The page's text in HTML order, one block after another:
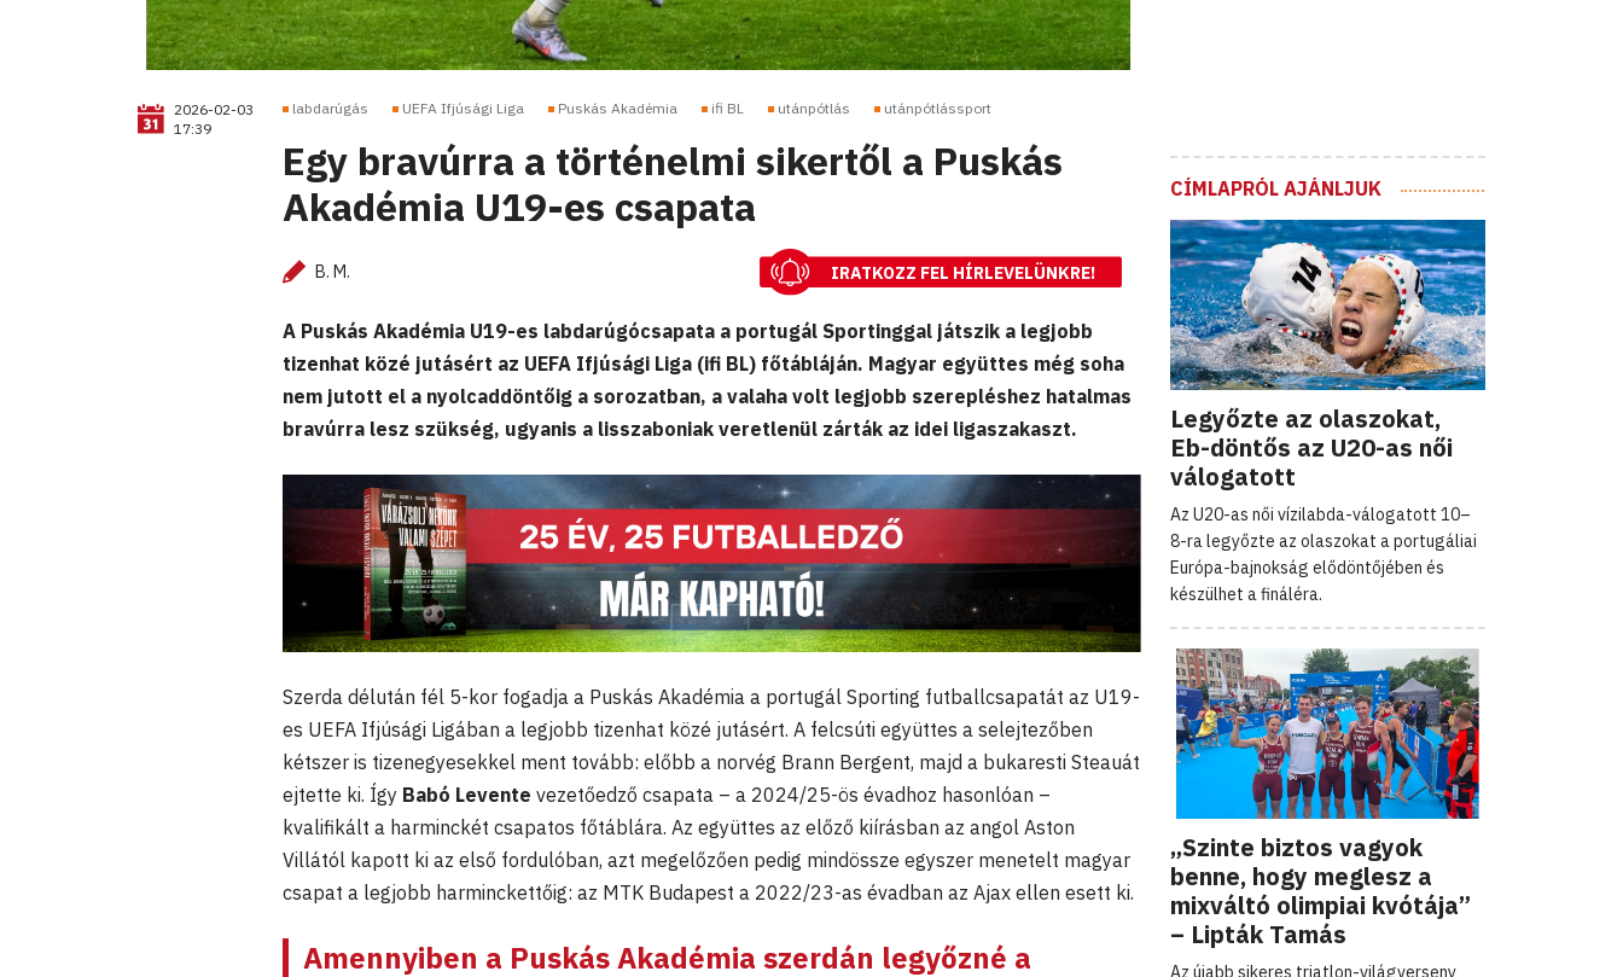
2026-02-03
17:39
labdarúgás UEFA Ifjúsági Liga Puskás Akadémia ifi BL utánpótlás utánpótlássport
Egy bravúrra a történelmi sikertől a Puskás
Akadémia U19-es csapata
B. M. IRATKOZZ FEL HÍRLEVELÜNKRE!
A Puskás Akadémia U19-es labdarúgócsapata a portugál Sportinggal játszik a legjobb
tizenhat közé jutásért az UEFA Ifjúsági Liga (ifi BL) főtábláján. Magyar együttes még soha
nem jutott el a nyolcaddöntőig a sorozatban, a valaha volt legjobb szerepléshez hatalmas
bravúrra lesz szükség, ugyanis a lisszaboniak veretlenül zárták az idei ligaszakaszt.
Szerda délután fél 5-kor fogadja a Puskás Akadémia a portugál Sporting futballcsapatát az U19-
es UEFA Ifjúsági Ligában a legjobb tizenhat közé jutásért. A felcsúti együttes a selejtezőben
kétszer is tizenegyesekkel ment tovább: előbb a norvég Brann Bergent, majd a bukaresti Steauát
ejtette ki. Így Babó Levente vezetőedző csapata – a 2024/25-ös évadhoz hasonlóan –
kvalifikált a harminckét csapatos főtáblára. Az együttes az előző kiírásban az angol Aston
Villától kapott ki az első fordulóban, azt megelőzően pedig mindössze egyszer menetelt magyar
csapat a legjobb harminckettőig: az MTK Budapest a 2022/23-as évadban az Ajax ellen esett ki.
Amennyiben a Puskás Akadémia szerdán legyőzné a
CÍMLAPRÓL AJÁNLJUK
Legyőzte az olaszokat,
Eb-döntős az U20-as női
válogatott
Az U20-as női vízilabda-válogatott 10–
8-ra legyőzte az olaszokat a portugáliai
Európa-bajnokság elődöntőjében és
készülhet a fináléra.
„Szinte biztos vagyok
benne, hogy meglesz a
mixváltó olimpiai kvótája”
– Lipták Tamás
Az újabb sikeres triatlon-világverseny